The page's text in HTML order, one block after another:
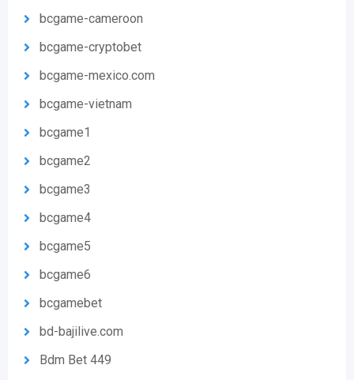
bcgame-cameroon
bcgame-cryptobet
bcgame-mexico.com
bcgame-vietnam
bcgame1
bcgame2
bcgame3
bcgame4
bcgame5
bcgame6
bcgamebet
bd-bajilive.com
Bdm Bet 449